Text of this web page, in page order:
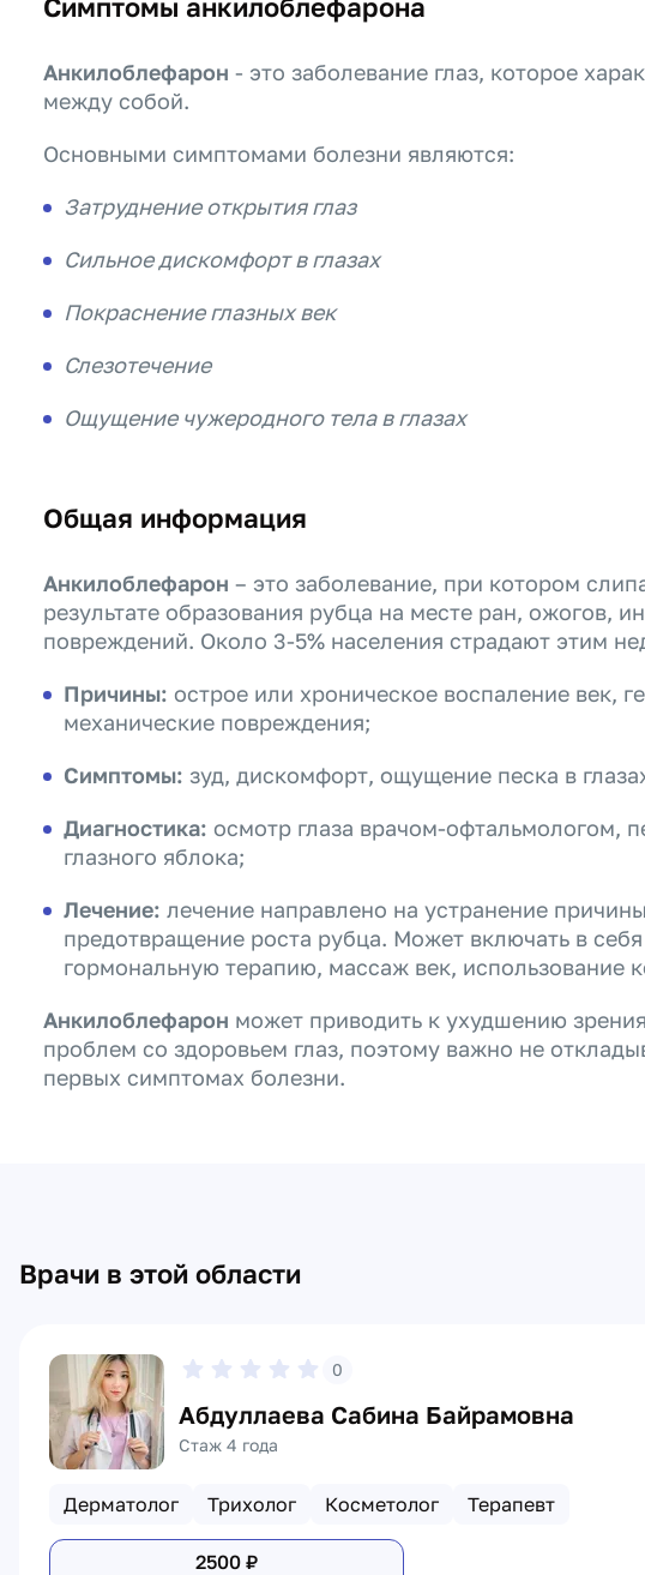
Симптомы анкилоблефарона
Анкилоблефарон - это заболевание глаз, которое
между собой.
Основными симптомами болезни являются:
Затруднение открытия глаз
Сильное дискомфорт в глазах
Покраснение глазных век
Слезотечение
Ощущение чужеродного тела в глазах
Общая информация
Анкилоблефарон – это заболевание, при котором
результате образования рубца на месте ран, ожогов,
повреждений. Около 3-5% населения страдают этим
Причины: острое или хроническое воспаление век,
механические повреждения;
Симптомы: зуд, дискомфорт, ощущение песка в
Диагностика: осмотр глаза врачом-офтальмологом,
глазного яблока;
Лечение: лечение направлено на устранение
предотвращение роста рубца. Может включать в
гормональную терапию, массаж век, использование
Анкилоблефарон может приводить к ухудшению
проблем со здоровьем глаз, поэтому важно не
первых симптомах болезни.
Врачи в этой области
0
Абдуллаева Сабина Байрамовна
Стаж 4 года
Дерматолог Трихолог Косметолог Терапевт
2500₽